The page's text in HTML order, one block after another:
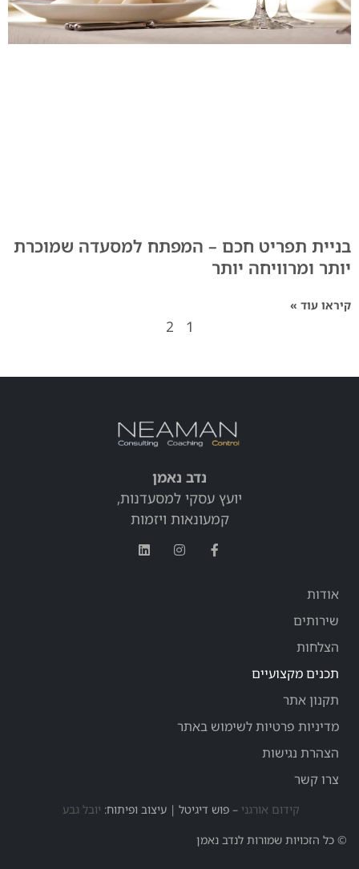
בניית תפריט חכם – המפתח למסעדה שמוכרת
יותר ומרוויחה יותר
קיראו עוד »
1
2
נדב נאמן
יועץ עסקי למסעדנות,
קמעונאות ויזמות
אודות
שירותים
הצלחות
תכנים מקצועיים
תקנון אתר
מדיניות פרטיות לשימוש באתר
הצהרת נגישות
צרו קשר
קידום אורגני – פוש דיגיטל | עיצוב ופיתוח: יובל גבע
© כל הזכויות שמורות לנדב נאמן